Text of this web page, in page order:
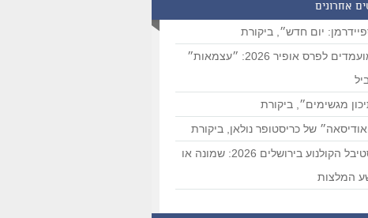
אחרונים
יום חדש״, ביקורת
המועמדים לפרס אופיר 2026: ״עצמאות״
מגשימים״, ביקורת
של כריסטופר נולאן, ביקורת
פסטיבל הקולנוע בירושלים 2026: שמונה או
המלצות